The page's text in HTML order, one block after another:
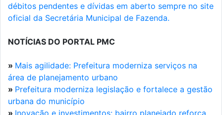
débitos pendentes e dívidas em aberto sempre no site
oficial da Secretária Municipal de Fazenda.
NOTÍCIAS DO PORTAL PMC
» Mais agilidade: Prefeitura moderniza serviços na
área de planejamento urbano
» Prefeitura moderniza legislação e fortalece a gestão
urbana do município